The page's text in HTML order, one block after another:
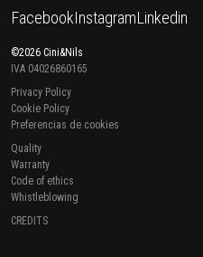
FacebookInstagramLinkedin
©2026 Cini&Nils
IVA 04026860165
Privacy Policy
Cookie Policy
Preferencias de cookies
Quality
Warranty
Code of ethics
Whistleblowing
CREDITS